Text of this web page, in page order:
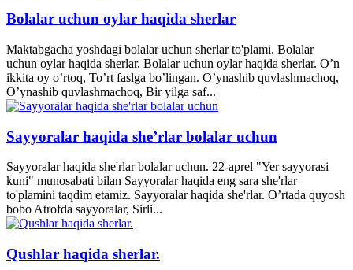
Bolalar uchun oylar haqida sherlar
Maktabgacha yoshdagi bolalar uchun sherlar to'plami. Bolalar
uchun oylar haqida sherlar. Bolalar uchun oylar haqida sherlar. O’n
ikkita oy o’rtoq, To’rt faslga bo’lingan. O’ynashib quvlashmachoq,
O’ynashib quvlashmachoq, Bir yilga saf...
Sayyoralar haqida she’rlar bolalar uchun
Sayyoralar haqida she'rlar bolalar uchun. 22-aprel "Yer sayyorasi
kuni" munosabati bilan Sayyoralar haqida eng sara she'rlar
to'plamini taqdim etamiz. Sayyoralar haqida she'rlar. O’rtada quyosh
bobo Atrofda sayyoralar, Sirli...
Qushlar haqida sherlar.